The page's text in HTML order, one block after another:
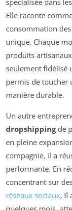
spécialisée dans les
Elle raconte
consommation
unique. Chaque
produits
seulement fidélisé
permis de toucher
manière durable.
Un autre
dropshippingde
en pleine
compagnie, il a
performante. En
concentrant sur
réseaux sociaux, il